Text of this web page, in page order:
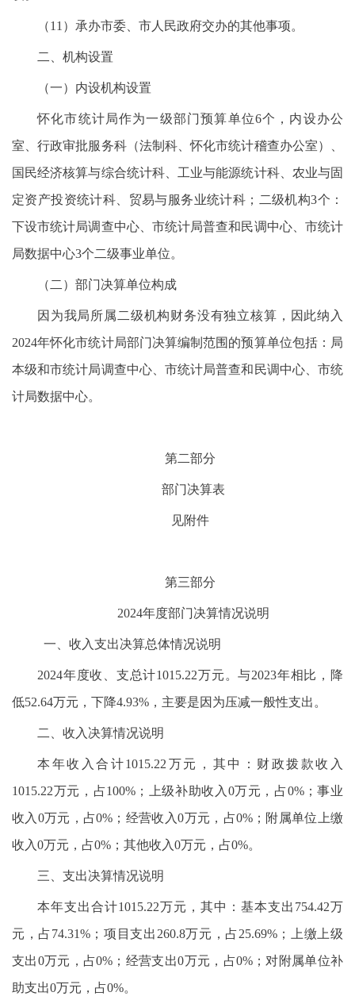
（11）承办市委、市人民政府交办的其他事项。
二、机构设置
（一）内设机构设置
怀化市统计局作为一级部门预算单位6个，内设办公
室、行政审批服务科（法制科、怀化市统计稽查办公室）、
国民经济核算与综合统计科、工业与能源统计科、农业与固
定资产投资统计科、贸易与服务业统计科；二级机构3个：
下设市统计局调查中心、市统计局普查和民调中心、市统计
局数据中心3个二级事业单位。
（二）部门决算单位构成
因为我局所属二级机构财务没有独立核算，因此纳入
2024年怀化市统计局部门决算编制范围的预算单位包括：局
本级和市统计局调查中心、市统计局普查和民调中心、市统
计局数据中心。
第二部分
部门决算表
见附件
第三部分
2024年度部门决算情况说明
一、收入支出决算总体情况说明
2024年度收、支总计1015.22万元。与2023年相比，降
低52.64万元，下降4.93%，主要是因为压减一般性支出。
二、收入决算情况说明
本年收入合计1015.22万元，其中：财政拨款收入
1015.22万元，占100%；上级补助收入0万元，占0%；事业
收入0万元，占0%；经营收入0万元，占0%；附属单位上缴
收入0万元，占0%；其他收入0万元，占0%。
三、支出决算情况说明
本年支出合计1015.22万元，其中：基本支出754.42万
元，占74.31%；项目支出260.8万元，占25.69%；上缴上级
支出0万元，占0%；经营支出0万元，占0%；对附属单位补
助支出0万元，占0%。